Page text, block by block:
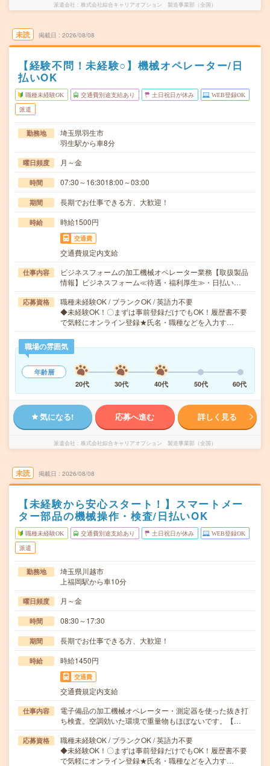
派遣会社 株式会社綜合キャリアオプション 製造事業部（全国）
未読 掲載日 2026/08/08
【経験不問！未経験○】機械オペレーター/日
払いOK
職種未経験OK 交通費別途支給あり 土日祝日が休み WEB登録OK
派遣
勤務地
埼玉県羽生市
羽生駅から車8分
曜日頻度 月～金
時間 07:30～16:3018:00～03:00
期間 長期でお仕事できる方、大歓迎！
時給 時給1500円
交通費
交通費規定内支給
仕事内容
ビジネスフォームの加工機械オペレーター業務【取扱製品
情報】ビジネスフォーム≪待遇・福利厚生≫・日払い…
応募資格
職種未経験OK / ブランクOK / 英語力不要
◆未経験OK！〇まずは事前登録だけでもOK！履歴書不要
で気軽にオンライン登録★氏名・職種などを入力す…
職場の雰囲気
年齢層
20代
30代 40代 50代 60代
気になる! 応募へ進む 詳しく見る
派遣会社 株式会社綜合キャリアオプション 製造事業部（全国）
未読 掲載日 2026/08/08
【未経験から安心スタート！】スマートメー
ター部品の機械操作・検査/日払いOK
職種未経験OK 交通費別途支給あり 土日祝日が休み WEB登録OK
派遣
勤務地
埼玉県川越市
上福岡駅から車10分
曜日頻度 月～金
時間 08:30～17:30
期間 長期でお仕事できる方、大歓迎！
時給 時給1450円
交通費
交通費規定内支給
仕事内容
電子備品の加工機械オペレーター・測定器を使った抜き打
ち検査。空調効いた環境で重量物もほぼないです。【…
応募資格
職種未経験OK / ブランクOK / 英語力不要
◆未経験OK！〇まずは事前登録だけでもOK！履歴書不要
で気軽にオンライン登録★氏名・職種などを入力す…